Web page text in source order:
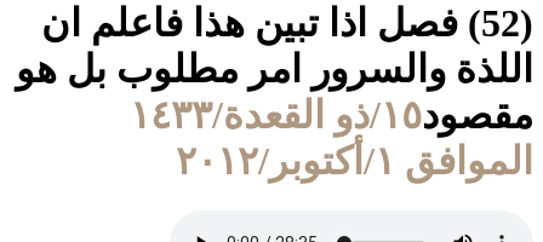
(52) فصل اذا تبين هذا فاعلم ان
اللذة والسرور امر مطلوب بل هو
مقصود
١٥/ذو القعدة/١٤٣٣
الموافق ١/أكتوبر/٢٠١٢